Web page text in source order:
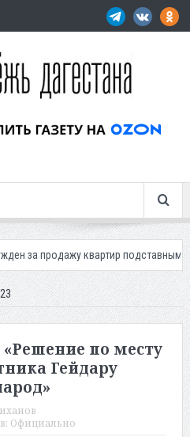
квартир подставным
по месту
Гейдару
в: Официально